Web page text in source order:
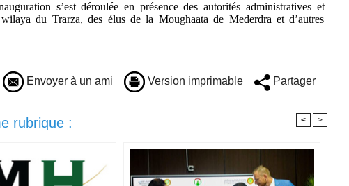
s’est déroulée en présence des autorités administratives et
du Trarza, des élus de la Moughaata de Mederdra et d’autres
Envoyer à un ami Version imprimable Partager
rubrique : < >